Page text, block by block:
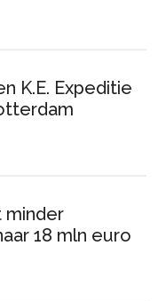
K.E. Expeditie
minder
18 mln euro